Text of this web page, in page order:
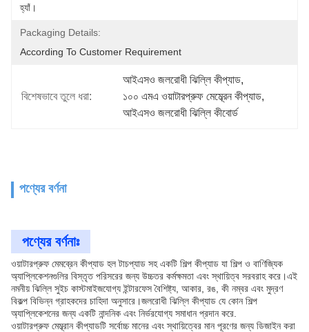
হ্যাঁ।
Packaging Details:
According To Customer Requirement
বিশেষভাবে তুলে ধরা:
আইএসও জলরোধী ঝিল্লি কীপ্যাড,
১০০ এমএ ওয়াটারপ্রুফ মেম্ব্রেন কীপ্যাড,
আইএসও জলরোধী ঝিল্লি কীবোর্ড
পণ্যের বর্ণনা
পণ্যের বর্ণনাঃ
ওয়াটারপ্রুফ মেমব্রেন কীপ্যাড হল টাচপ্যাড সহ একটি শিল্প কীপ্যাড যা শিল্প ও বাণিজ্যিক
অ্যাপ্লিকেশনগুলির বিস্তৃত পরিসরের জন্য উচ্চতর কর্মক্ষমতা এবং স্থায়িত্ব সরবরাহ করে।এই
নমনীয় ঝিল্লি সুইচ কাস্টমাইজযোগ্য ইন্টারফেস বৈশিষ্ট্য, আকার, রঙ, কী নম্বর এবং মুদ্রণ
বিকল্প বিভিন্ন গ্রাহকদের চাহিদা অনুসারে।জলরোধী ঝিল্লি কীপ্যাড যে কোন শিল্প
অ্যাপ্লিকেশনের জন্য একটি নান্দনিক এবং নির্ভরযোগ্য সমাধান প্রদান করে.
ওয়াটারপ্রুফ মেম্ব্রান কীপ্যাডটি সর্বোচ্চ মানের এবং স্থায়িত্বের মান পূরণের জন্য ডিজাইন করা